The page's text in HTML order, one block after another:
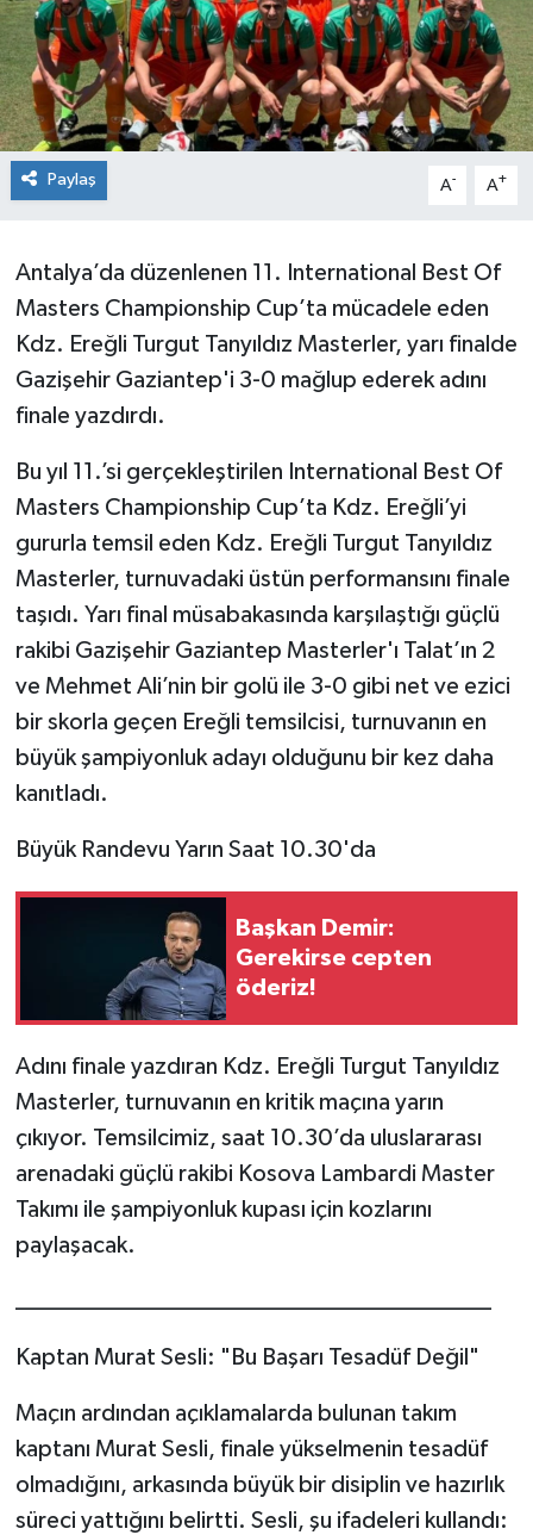
Paylaş A- A+
Antalya’da düzenlenen 11. International Best Of
Masters Championship Cup’ta mücadele eden
Kdz. Ereğli Turgut Tanyıldız Masterler, yarı finalde
Gazişehir Gaziantep'i 3-0 mağlup ederek adını
finale yazdırdı.
Bu yıl 11.’si gerçekleştirilen International Best Of
Masters Championship Cup’ta Kdz. Ereğli’yi
gururla temsil eden Kdz. Ereğli Turgut Tanyıldız
Masterler, turnuvadaki üstün performansını finale
taşıdı. Yarı final müsabakasında karşılaştığı güçlü
rakibi Gazişehir Gaziantep Masterler'ı Talat’ın 2
ve Mehmet Ali’nin bir golü ile 3-0 gibi net ve ezici
bir skorla geçen Ereğli temsilcisi, turnuvanın en
büyük şampiyonluk adayı olduğunu bir kez daha
kanıtladı.
Büyük Randevu Yarın Saat 10.30'da
Başkan Demir:
Gerekirse cepten
öderiz!
Adını finale yazdıran Kdz. Ereğli Turgut Tanyıldız
Masterler, turnuvanın en kritik maçına yarın
çıkıyor. Temsilcimiz, saat 10.30’da uluslararası
arenadaki güçlü rakibi Kosova Lambardi Master
Takımı ile şampiyonluk kupası için kozlarını
paylaşacak.
________________________________________
Kaptan Murat Sesli: "Bu Başarı Tesadüf Değil"
Maçın ardından açıklamalarda bulunan takım
kaptanı Murat Sesli, finale yükselmenin tesadüf
olmadığını, arkasında büyük bir disiplin ve hazırlık
süreci yattığını belirtti. Sesli, şu ifadeleri kullandı:
Siyaset
SPOR
YAŞAM